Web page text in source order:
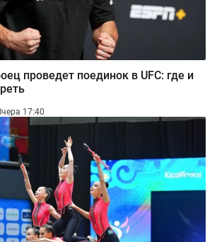
проведет поединок в UFC: где и
17:40